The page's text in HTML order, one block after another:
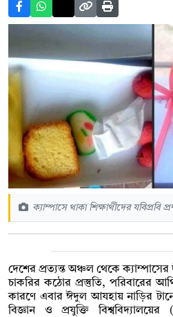
ক্যাম্পাসে থাকা শিক্ষার্থীদের
দেশের প্রত্যন্ত অঞ্চল থেকে ক্যাম্পাসের
চাকরির কঠোর প্রস্তুতি, পরিবারের
কারণে এবার ঈদুল আযহায় নাড়ির
বিজ্ঞান ও প্রযুক্তি বিশ্ববিদ্যালয়ের